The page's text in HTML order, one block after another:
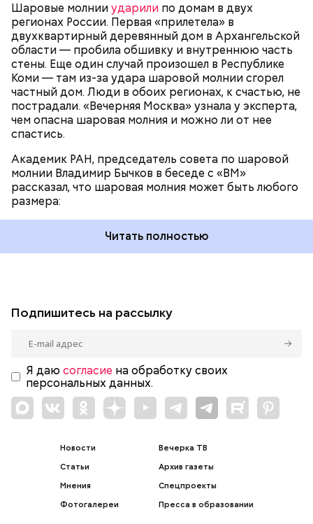
Шаровые молнииударили по домам в двух
регионах России. Первая «прилетела» в
двухквартирный деревянный дом в Архангельской
области — пробила обшивку и внутреннюю часть
стены. Еще один случай произошел в Республике
Коми — там из-за удара шаровой молнии сгорел
частный дом. Люди в обоих регионах, к счастью, не
пострадали. «Вечерняя Москва» узнала у эксперта,
чем опасна шаровая молния и можно ли от нее
спастись.
Академик РАН, председатель совета по шаровой
молнии Владимир Бычков в беседе с «ВМ»
рассказал, что шаровая молния может быть любого
размера:
Читать полностью
Подпишитесь на рассылку
Я даю согласие на обработку своих
персональных данных.
Новости
Статьи
Мнения
Фотогалереи
Вечерка ТВ
Архив газеты
Спецпроекты
Пресса в образовании